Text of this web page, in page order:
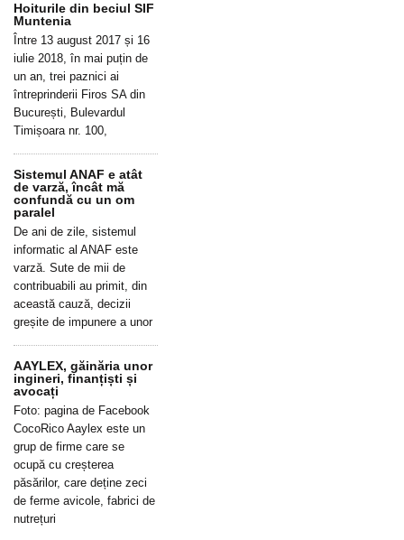
Hoiturile din beciul SIF
Muntenia
Între 13 august 2017 și 16
iulie 2018, în mai puțin de
un an, trei paznici ai
întreprinderii Firos SA din
București, Bulevardul
Timișoara nr. 100,
Sistemul ANAF e atât
de varză, încât mă
confundă cu un om
paralel
De ani de zile, sistemul
informatic al ANAF este
varză. Sute de mii de
contribuabili au primit, din
această cauză, decizii
greșite de impunere a unor
AAYLEX, găinăria unor
ingineri, finanțiști și
avocați
Foto: pagina de Facebook
CocoRico Aaylex este un
grup de firme care se
ocupă cu creșterea
păsărilor, care deține zeci
de ferme avicole, fabrici de
nutrețuri